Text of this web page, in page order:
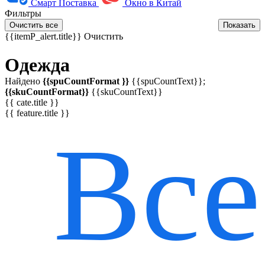
Смарт Поставка
Окно в Китай
Фильтры
Очистить все Показать
{{itemP_alert.title}} Очистить
Одежда
Найдено {{spuCountFormat }} {{spuCountText}};
{{skuCountFormat}} {{skuCountText}}
{{ cate.title }}
{{ feature.title }}
{{ featureTitle }}
Все